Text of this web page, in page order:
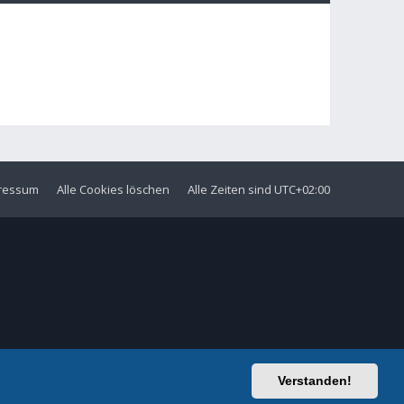
Verstanden!
Alle Zeiten sind UTC+02:00
Alle Cookies löschen